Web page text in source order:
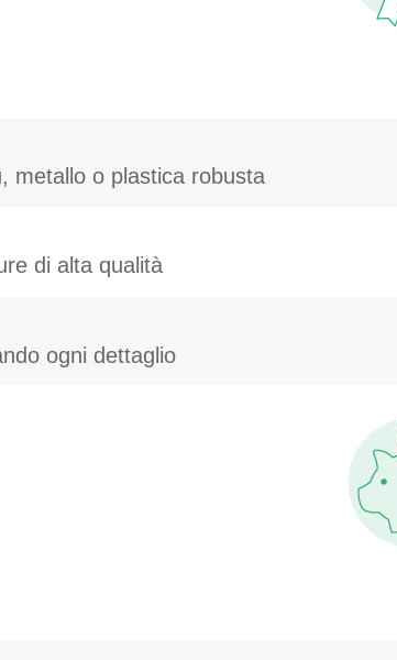
metallo o plastica robusta
di alta qualità
ogni dettaglio